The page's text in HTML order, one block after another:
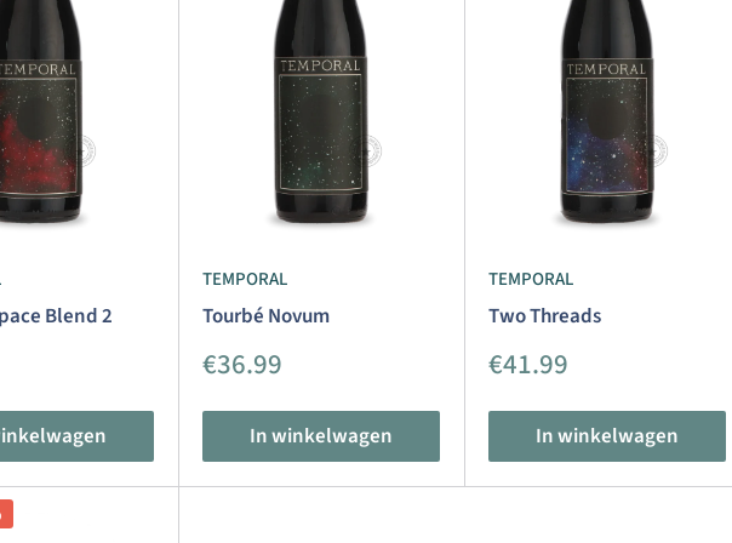
Blend 2
TEMPORAL
Tourbé Novum
Aanbiedingsprijs
€36.99
In winkelwagen
TEMPORAL
Two Threads
Aanbiedingsprijs
€41.99
In winkelwagen